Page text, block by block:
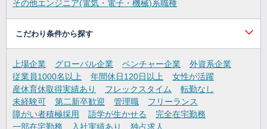
その他エンジニア(電気・電子・機械)系職種
こだわり条件から探す
上場企業 グローバル企業 ベンチャー企業
外資系企業
従業員1000名以上
年間休日120日以上
女性が活躍
産休育休取得実績あり
フレックスタイム
転勤なし
未経験可
第二新卒歓迎 管理職
フリーランス
障がい者積極採用
語学が生かせる
完全在宅勤務
一部在宅勤務
入社実績あり 独占求人